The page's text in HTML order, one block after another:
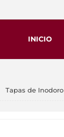
INICIO
Tapas de Inodoro